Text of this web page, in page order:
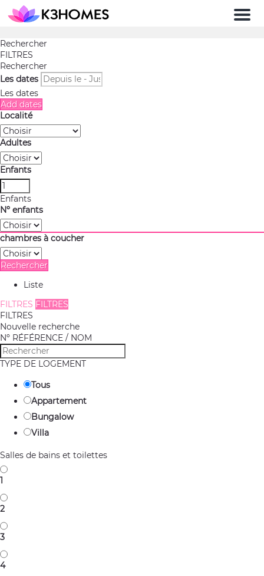
Menu
Rechercher
FILTRES
Rechercher
Les dates
Les dates
Add dates
Localité
Adultes
Enfants
Enfants
Nº enfants
chambres à coucher
Rechercher
Liste
FILTRES FILTRES
FILTRES
Nouvelle recherche
Nº RÉFÉRENCE / NOM
TYPE DE LOGEMENT
Tous
Appartement
Bungalow
Villa
Salles de bains et toilettes
1
2
3
4